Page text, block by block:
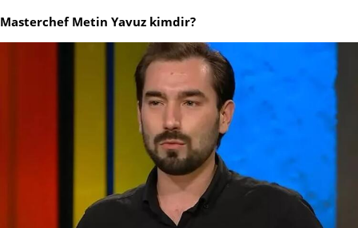
Masterchef Metin Yavuz kimdir?